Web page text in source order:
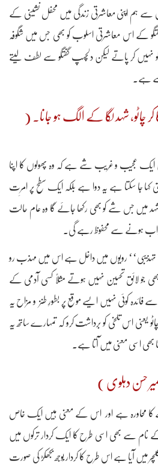
سے ہم اپنی معاشرتی زندگی میں محفل نشینی کے
گفتگو کے اس معاشرتی اسلوب کو بھی جس میں شگوفہ
نہیں کر پاتے لیکن دلچسپ گفتگو سے لطف لیتے
ہے۔
لگا کر چاٹو، شہد لگا کے الگ ہو جانا۔ (
ایک عجیب و غریب شے ہے کہ وہ پھولوں کا اپنا
جا سکتا ہے یہ دوا ہے بلکہ ایک سطح پر امرِت
میں جس شے کو بھی رکھا جائے گا وہ عام حالت
ہونے سے محفوظ رہے گی۔
تہذیبی‘‘ رویوں میں داخل ہے اس میں مہذب رو
جو لائق تحسین نہیں ہوتے مثلاً کسی آدمی کے
کوئی نہیں ایسے موقع پر بطورِ طنز و مزاح یہ
یعنی اس تلخی کو برداشت کرو کہ تمہارے ساتھ یہ
بھی اسی معنی میں آتا ہے۔
کا محاورہ ہے اور اس کے معنی ہیں ایک خاص
کے نام سے بھی اسی طرح کا ایک کردار ترکوں میں
میں آیا ہے اس طرح کا کردار بُوجھ بجھکڑ کی صورت